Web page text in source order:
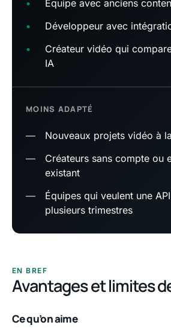
•
Équipe avec anciens
•
Développeur avec
•
Créateur vidéo qui
IA
MOINS ADAPTÉ
—
Nouveaux projets vidéo à
—
Créateurs sans compte ou
existant
—
Équipes qui veulent une
plusieurs trimestres
EN BREF
Avantages et limites
Ce qu’on aime